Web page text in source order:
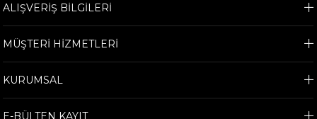
ALIŞVERİŞ BİLGİLERİ
MÜŞTERİ HİZMETLERİ
KURUMSAL
E-BÜLTEN KAYIT